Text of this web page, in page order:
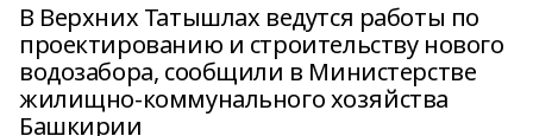
В Верхних Татышлах ведутся работы по
проектированию и строительству нового
водозабора, сообщили в Министерстве
жилищно-коммунального хозяйства
Башкирии